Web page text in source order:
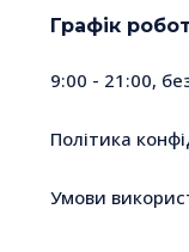
Графік
9:00 - 21:00,
Політика
Умови